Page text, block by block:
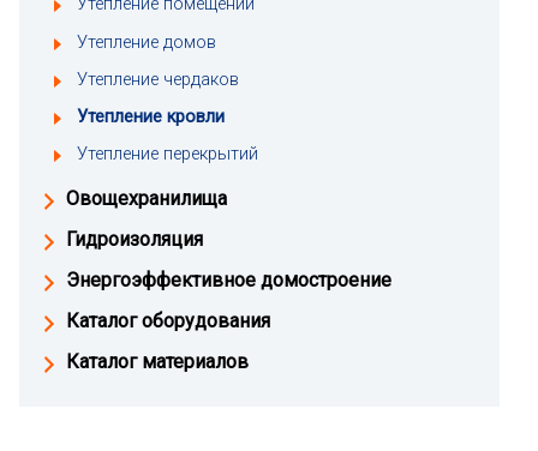
Утепление помещений
Утепление домов
Утепление чердаков
Утепление кровли
Утепление перекрытий
Овощехранилища
Гидроизоляция
Энергоэффективное домостроение
Каталог оборудования
Каталог материалов